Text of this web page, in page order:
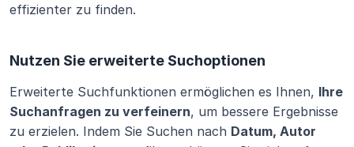
effizienter zu finden.
Nutzen Sie erweiterte Suchoptionen
Erweiterte Suchfunktionen ermöglichen es Ihnen, Ihre
Suchanfragen zu verfeinern, um bessere Ergebnisse
zu erzielen. Indem Sie Suchen nach Datum, Autor